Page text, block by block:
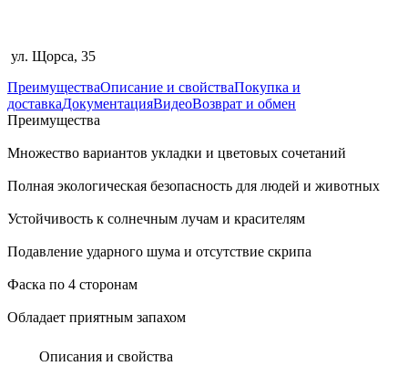
ул. Щорса, 35
ПреимуществаОписание и свойстваПокупка и
доставкаДокументацияВидеоВозврат и обмен
Преимущества
Множество вариантов укладки и цветовых сочетаний
Полная экологическая безопасность для людей и животных
Устойчивость к солнечным лучам и красителям
Подавление ударного шума и отсутствие скрипа
Фаска по 4 сторонам
Обладает приятным запахом
Описания и свойства